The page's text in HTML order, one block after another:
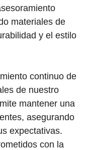
materiales de
y el estilo
continuo de
de nuestro
mantener una
asegurando
expectativas.
con la